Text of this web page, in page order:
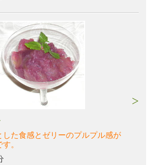
した食感とゼリーのプルプル感が
。